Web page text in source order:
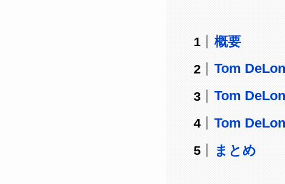
概要
Tom
Tom
Tom
まとめ